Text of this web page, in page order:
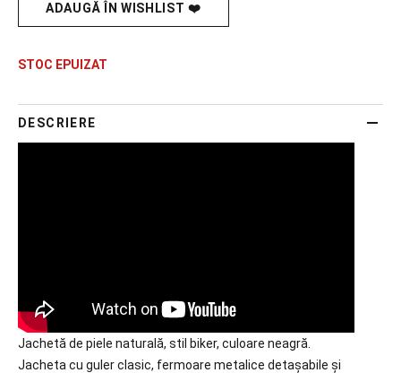
ADAUGĂ ÎN WISHLIST ❤️
STOC EPUIZAT
DESCRIERE
Jachetă de piele naturală, stil biker, culoare neagră.
Jacheta cu guler clasic, fermoare metalice detașabile și